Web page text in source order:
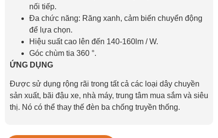
nối tiếp.
Đa chức năng: Răng xanh, cảm biến chuyển động
để lựa chọn.
Hiệu suất cao lên đến 140-160lm / W.
Góc chùm tia 360 °.
ỨNG DỤNG
Được sử dụng rộng rãi trong tất cả các loại dây chuyền
sản xuất, bãi đậu xe, nhà máy, trung tâm mua sắm và siêu
thị. Nó có thể thay thế đèn ba chống truyền thống.